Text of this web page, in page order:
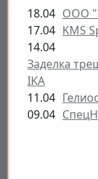
18.04 ООО
17.04 KMS
14.04
Заделка
IKA
11.04 Гелиос
09.04